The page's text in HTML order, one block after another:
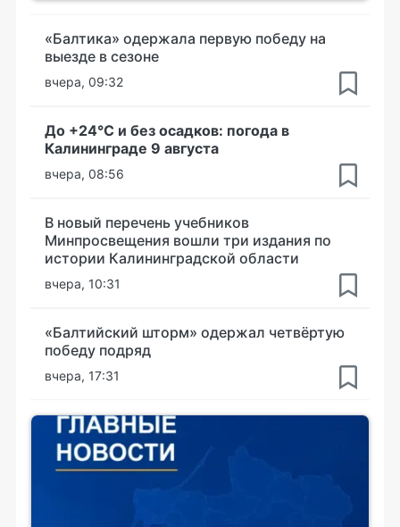
«Балтика» одержала первую победу на
выезде в сезоне
вчера, 09:32
До +24°С и без осадков: погода в
Калининграде 9 августа
вчера, 08:56
В новый перечень учебников
Минпросвещения вошли три издания по
истории Калининградской области
вчера, 10:31
«Балтийский шторм» одержал четвёртую
победу подряд
вчера, 17:31